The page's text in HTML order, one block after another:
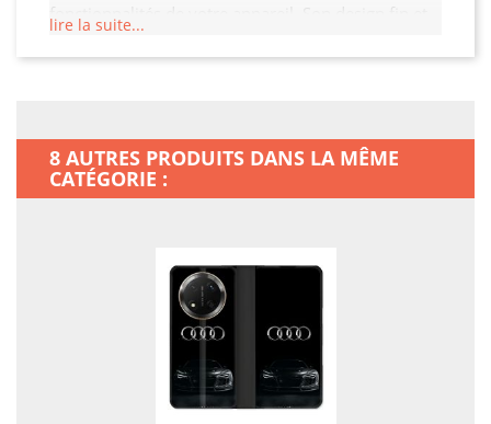
fonctionnalités de votre appareil. Son design fin et
léger n'alourdit pas votre Honor Magic 7 Lite 5G,
tout en garantissant une protection optimale contre
lire la suite...
8 AUTRES PRODUITS DANS LA MÊME
CATÉGORIE :